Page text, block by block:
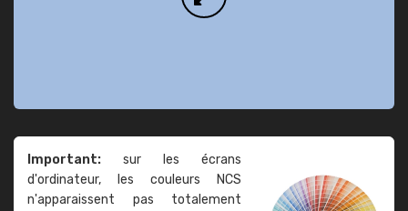
Important: sur les écrans
d'ordinateur, les couleurs NCS
n'apparaissent pas totalement